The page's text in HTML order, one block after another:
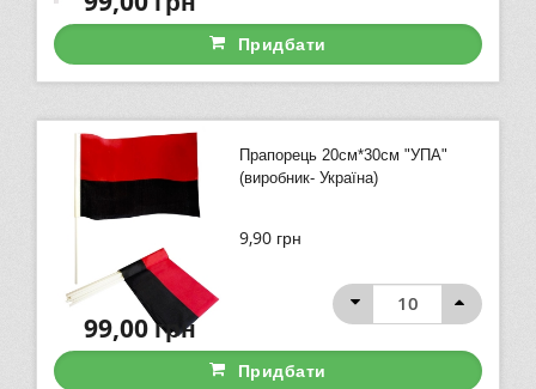
Придбати
Прапорець 20см*30см "УПА"
(виробник- Україна)
9,90 грн
99,00грн
Придбати